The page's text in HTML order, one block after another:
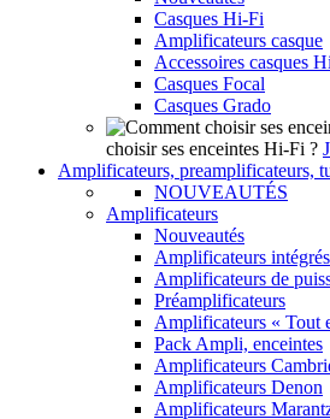
Casques Hi-Fi
Amplificateurs casque
Accessoires casques
Casques Focal
Casques Grado
choisir ses enceintes Hi-Fi ?
Amplificateurs, preamplificateurs,
NOUVEAUTÉS
Amplificateurs
Nouveautés
Amplificateurs intégrés
Amplificateurs de
Préamplificateurs
Amplificateurs « Tout
Pack Ampli, enceintes
Amplificateurs
Amplificateurs Denon
Amplificateurs